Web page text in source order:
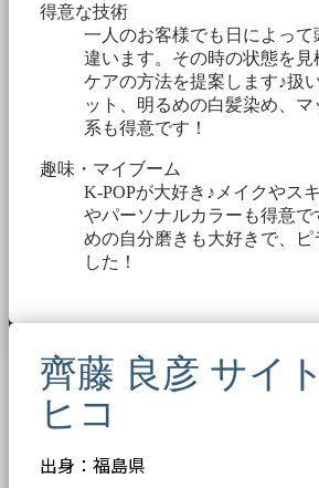
得意な技術
一人のお客様でも日によって
違います。その時の状態を見
ケアの方法を提案します♪扱
ット、明るめの白髪染め、
系も得意です！
趣味・マイブーム
K-POPが大好き♪メイクやス
やパーソナルカラーも得意で
めの自分磨きも大好きで、ピ
した！
齊藤 良彦 サイ
ヒコ
出身：福島県